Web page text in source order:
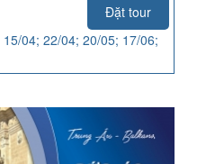
Đặt tour
15/04; 22/04; 20/05; 17/06;